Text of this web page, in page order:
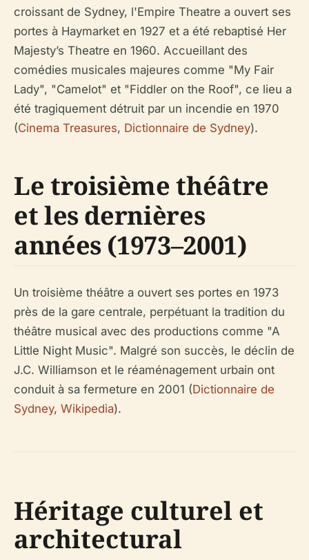
croissant de Sydney, l'Empire Theatre a ouvert ses
portes à Haymarket en 1927 et a été rebaptisé Her
Majesty’s Theatre en 1960. Accueillant des
comédies musicales majeures comme "My Fair
Lady", "Camelot" et "Fiddler on the Roof", ce lieu a
été tragiquement détruit par un incendie en 1970
(Cinema Treasures, Dictionnaire de Sydney).
Le troisième théâtre
et les dernières
années (1973–2001)
Un troisième théâtre a ouvert ses portes en 1973
près de la gare centrale, perpétuant la tradition du
théâtre musical avec des productions comme "A
Little Night Music". Malgré son succès, le déclin de
J.C. Williamson et le réaménagement urbain ont
conduit à sa fermeture en 2001 (Dictionnaire de
Sydney, Wikipedia).
Héritage culturel et
architectural